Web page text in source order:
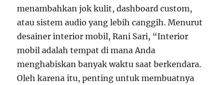
menambahkan jok kulit, dashboard custom,
atau sistem audio yang lebih canggih. Menurut
desainer interior mobil, Rani Sari, “Interior
mobil adalah tempat di mana Anda
menghabiskan banyak waktu saat berkendara.
Oleh karena itu, penting untuk membuatnya